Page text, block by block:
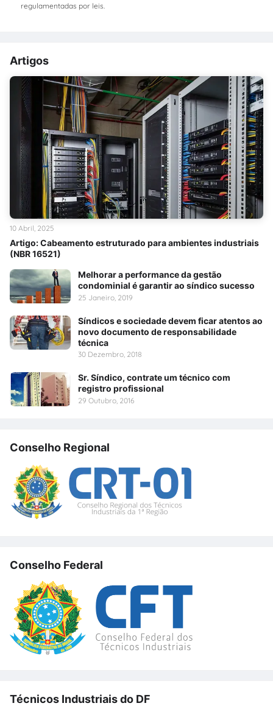
regulamentadas por leis.
Artigos
Artigo: Cabeamento estruturado para ambientes industriais
(NBR 16521)
10 Abril, 2025
Melhorar a performance da gestão
condominial é garantir ao síndico sucesso
25 Janeiro, 2019
Síndicos e sociedade devem ficar atentos ao
novo documento de responsabilidade
técnica
30 Dezembro, 2018
Sr. Síndico, contrate um técnico com
registro profissional
29 Outubro, 2016
Conselho Regional
Conselho Federal
Técnicos Industriais do DF